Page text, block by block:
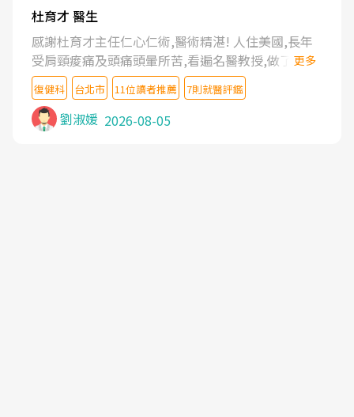
杜育才 醫生
感謝杜育才主任仁心仁術,醫術精湛! 人住美國,長年
受肩頸痠痛及頭痛頭暈所苦,看遍名醫教授,做了各種
檢查,也嘗試過西醫打針,中醫針灸及物理徒手治療都
沒有用,後來連吃到嗎啡類止痛藥都效果有限,只是壓
症狀,沒多久就痛起來,多年失眠嚴重影響生活品質.
台灣親友介紹忠孝醫院杜育才主任是頸頭症候群專
更多
復健科 台北市 11位讀者推薦 7則就醫評鑑
劉淑媛 2026-08-05